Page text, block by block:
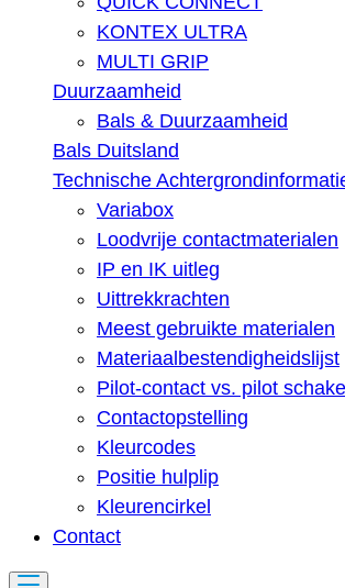
KONTEX ULTRA
MULTI GRIP
Duurzaamheid
Bals & Duurzaamheid
Bals Duitsland
Technische
Variabox
Loodvrije contactmaterialen
IP en IK uitleg
Uittrekkrachten
Meest gebruikte materialen
Materiaalbestendigheidslijst
Pilot-contact vs. pilot
Contactopstelling
Kleurcodes
Positie hulplip
Kleurencirkel
Contact